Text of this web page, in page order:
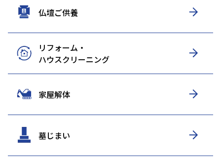
仏壇ご供養
リフォーム・
ハウスクリーニング
家屋解体
墓じまい